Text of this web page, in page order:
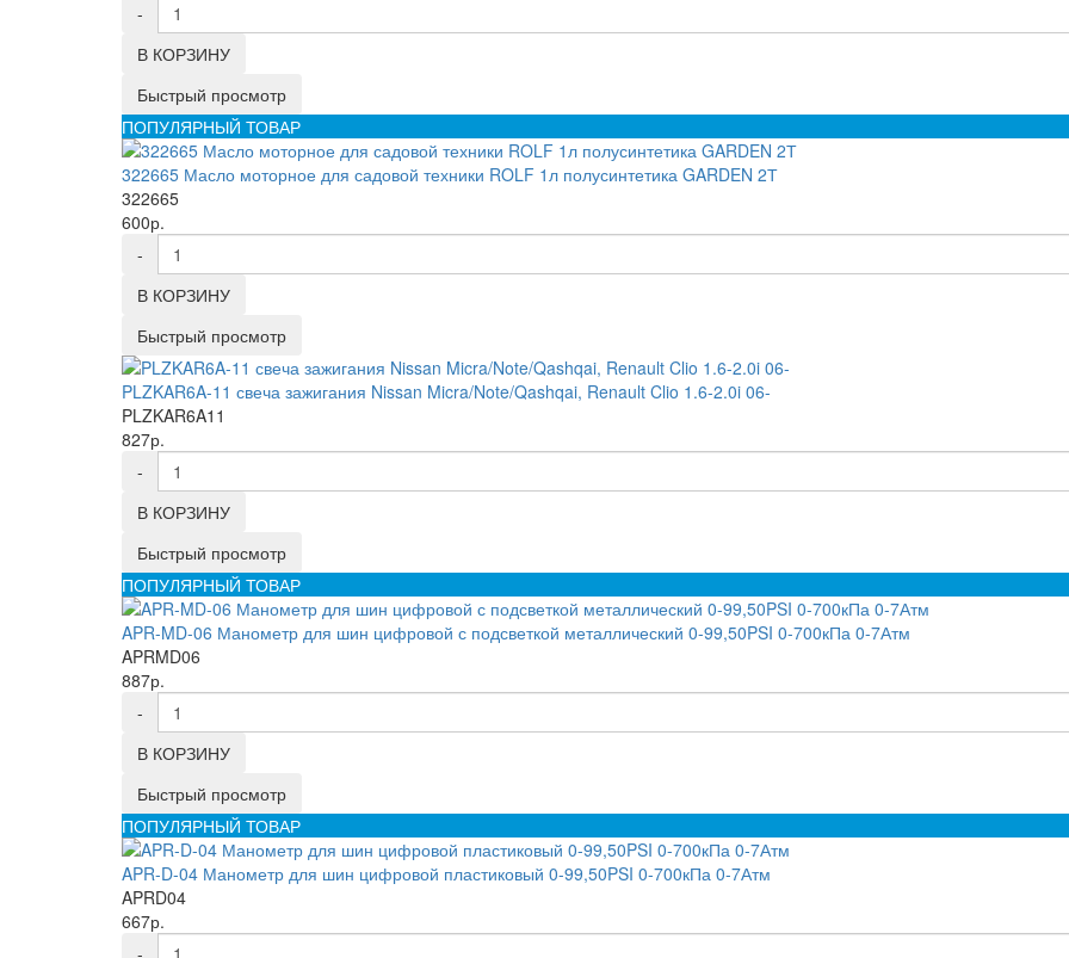
-
В КОРЗИНУ
Быстрый просмотр
ПОПУЛЯРНЫЙ ТОВАР
322665 Масло моторное для садовой техники ROLF 1л полусинтетика GARDEN 2Т
322665
600р.
-
В КОРЗИНУ
Быстрый просмотр
PLZKAR6A-11 свеча зажигания Nissan Micra/Note/Qashqai, Renault Clio 1.6-2.0i 06-
PLZKAR6A11
827р.
-
В КОРЗИНУ
Быстрый просмотр
ПОПУЛЯРНЫЙ ТОВАР
APR-MD-06 Манометр для шин цифровой с подсветкой металлический 0-99,50PSI 0-700кПа 0-7Атм
APRMD06
887р.
-
В КОРЗИНУ
Быстрый просмотр
ПОПУЛЯРНЫЙ ТОВАР
APR-D-04 Манометр для шин цифровой пластиковый 0-99,50PSI 0-700кПа 0-7Атм
APRD04
667р.